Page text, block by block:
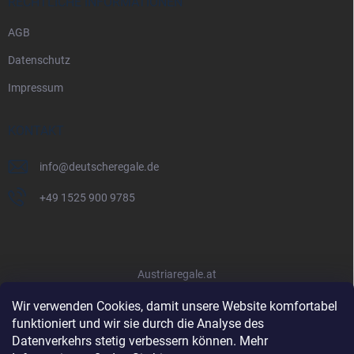
Wir verwenden Cookies, damit unsere Website komfortabel
funktioniert und wir sie durch die Analyse des
Datenverkehrs stetig verbessern können. Mehr
AGB
Datenschutz
Impressum
KONTAKT
info@deutscheregale.de
+49 1525 900 9785
Austriaregale.at